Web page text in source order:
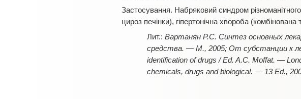
Застосування. Набряковий синдром
цироз печінки), гіпертонічна хвороба (комбінована
Вартанян Р.С. Синтез основных
средства. — М., 2005; От субстанции к
identification of drugs / Ed. A.C. Moffat. —
chemicals, drugs and biological. — 13 Ed.,